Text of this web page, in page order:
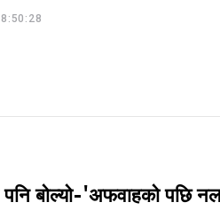
बोल्यो-'अफवाहको पछि